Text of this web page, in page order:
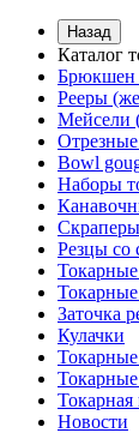
Назад
Каталог
Брюкшен
Рееры
Мейсели
Bowl
Наборы
Резцы со
Заточка
Кулачки
Токарная
Новости